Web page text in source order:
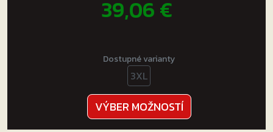
39,06€
Dostupné varianty
3XL
VÝBER MOŽNOSTÍ
produkt